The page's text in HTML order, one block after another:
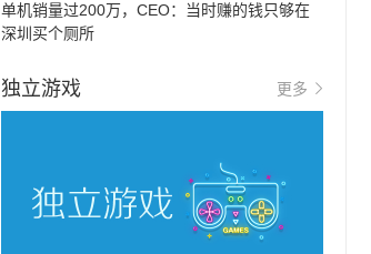
单机销量过200万，CEO：当时赚的钱只够在
深圳买个厕所
独立游戏 更多